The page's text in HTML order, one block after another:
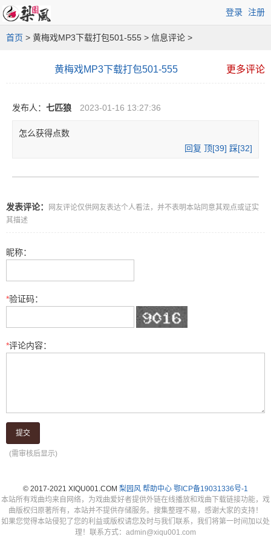
登录 注册
首页 > 黄梅戏MP3下载打包501-555 > 信息评论 >
更多评论
黄梅戏MP3下载打包501-555
发布人： 七匹狼 2023-01-16 13:27:36
怎么获得点数
回复 顶[39] 踩[32]
发表评论：
网友评论仅供网友表达个人看法，并不表明本站同意其观点或证实
其描述
昵称：
*验证码：
*评论内容：
提交
(需审核后显示)
© 2017-2021 XIQU001.COM 梨园风 帮助中心 鄂ICP备19031336号-1
本站所有戏曲均来自网络，为戏曲爱好者提供外链在线播放和戏曲下载链接功能，戏
曲版权归原著所有，本站并不提供存储服务。搜集整理不易，感谢大家的支持！
如果您觉得本站侵犯了您的利益或版权请您及时与我们联系，我们将第一时间加以处
理！联系方式：admin@xiqu001.com